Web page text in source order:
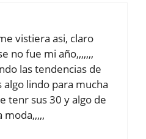
vistiera asi, claro
no fue mi año,,,,,,,
las tendencias de
algo lindo para mucha
tenr sus 30 y algo de
moda,,,,,